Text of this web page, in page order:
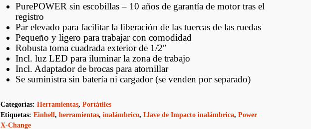
Contramarcos
Decks
Revestimientos
Lambriz
Puertas Con Marco
Ducasse Industrial
Joelini
Muletillas Y Picaportes
Bisagras
Otros
PurePOWER sin escobillas – 10 años de garantía de motor tras el
registro
Par elevado para facilitar la liberación de las tuercas de las ruedas
Pequeño y ligero para trabajar con comodidad
Robusta toma cuadrada exterior de 1/2″
Incl. luz LED para iluminar la zona de trabajo
Incl. Adaptador de brocas para atornillar
Se suministra sin batería ni cargador (se venden por separado)
Categorías: Herramientas, Portátiles
Etiquetas: Einhell, herramientas, inalámbrico, Llave de Impacto inalámbrica, Power
X-Change